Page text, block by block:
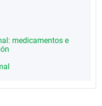
medicamentos e